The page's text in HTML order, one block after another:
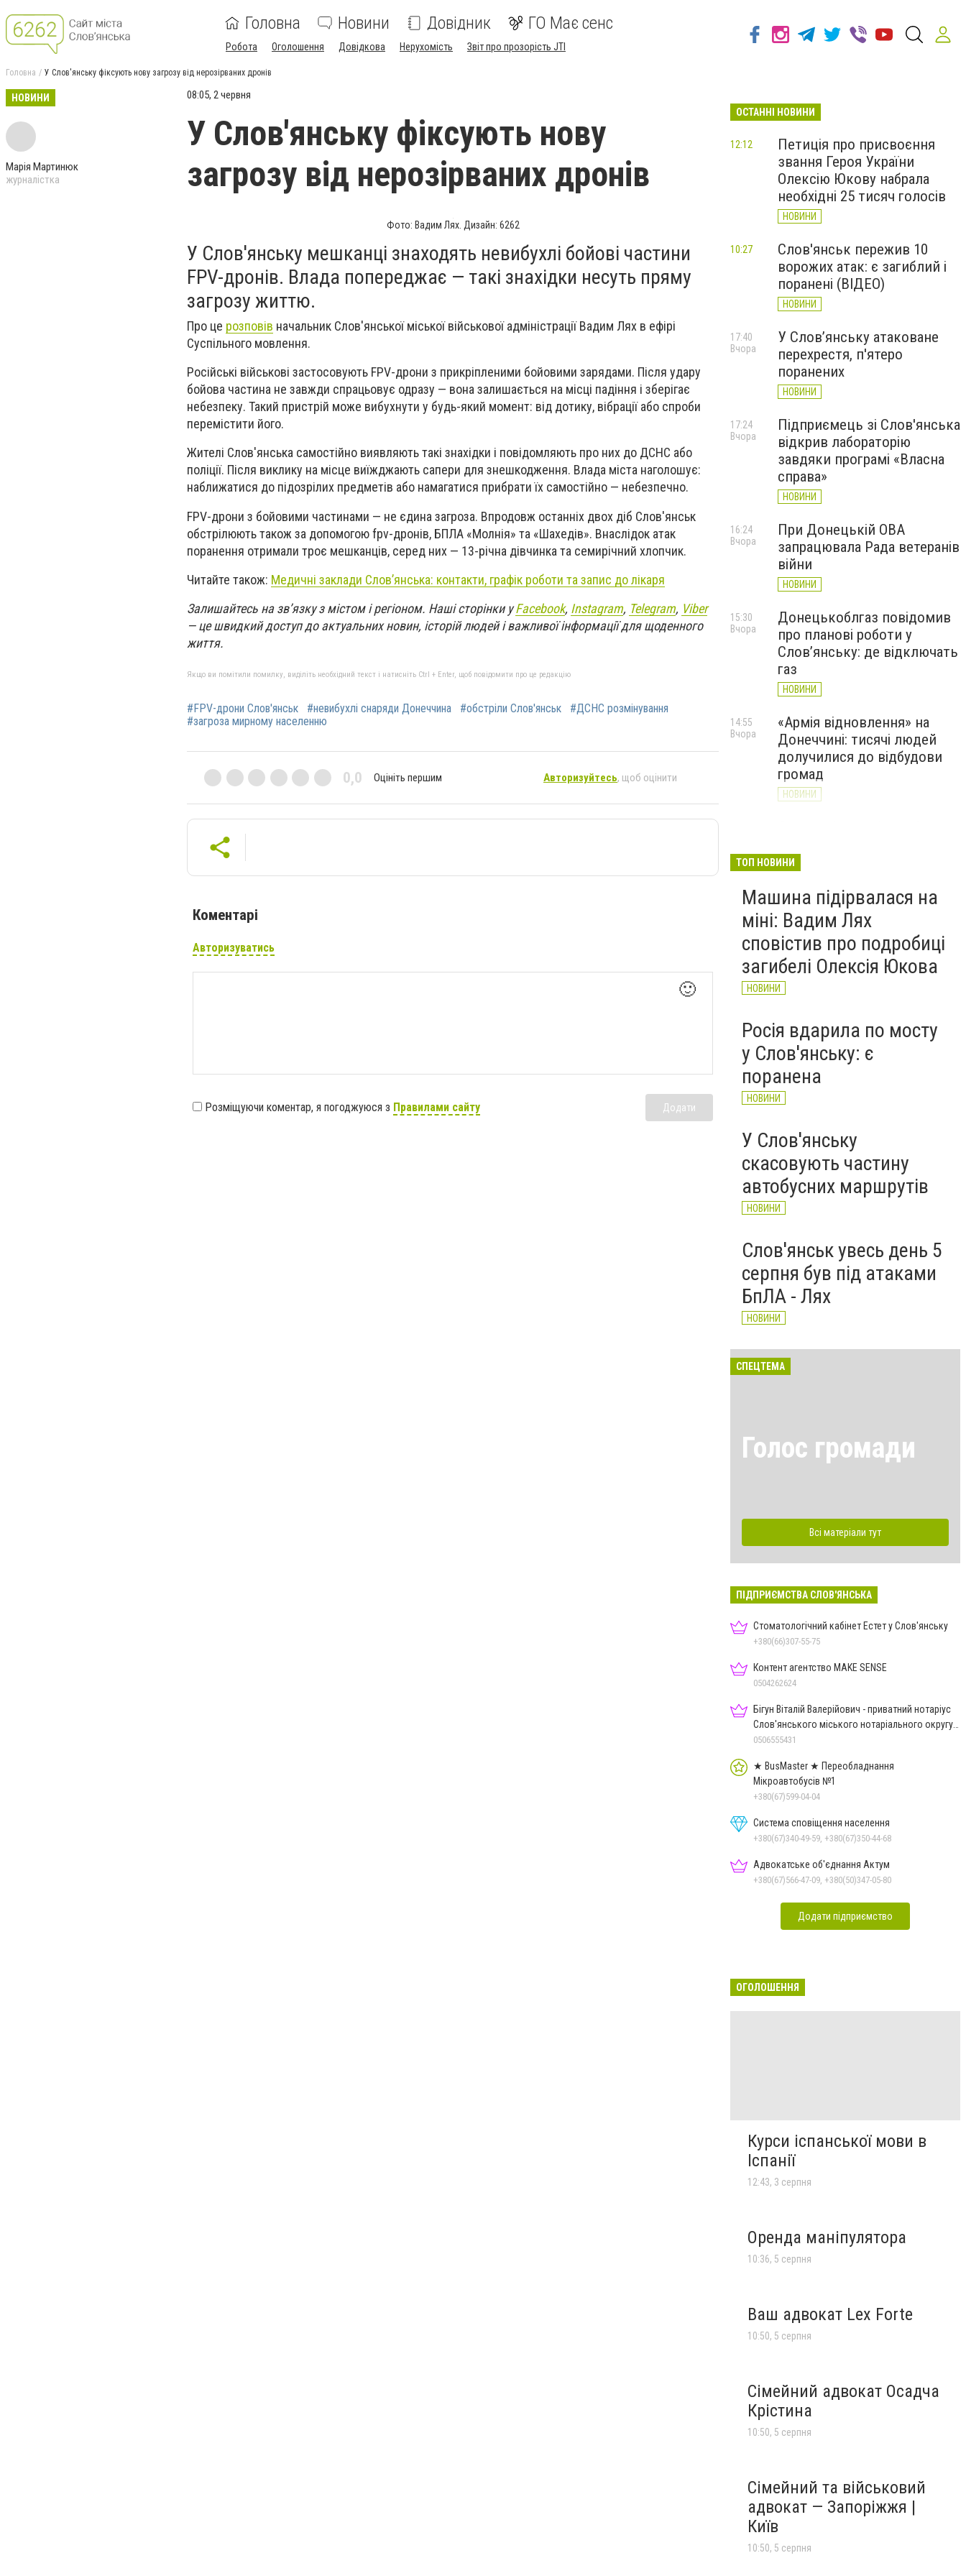
Головна Новини Довідник ГО Має сенс
Робота Оголошення Довідкова Нерухомість Звіт про прозорість JTI
Головна У Слов'янську фіксують нову загрозу від нерозірваних дронів
НОВИНИ
Марія Мартинюк
журналістка
08:05, 2 червня
У Слов'янську фіксують нову
загрозу від нерозірваних дронів
Фото: Вадим Лях. Дизайн: 6262
У Слов'янську мешканці знаходять невибухлі бойові частини
FPV-дронів. Влада попереджає — такі знахідки несуть пряму
загрозу життю.
Про це розповів начальник Слов'янської міської військової адміністрації Вадим Лях в ефірі
Суспільного мовлення.
Російські військові застосовують FPV-дрони з прикріпленими бойовими зарядами. Після удару
бойова частина не завжди спрацьовує одразу — вона залишається на місці падіння і зберігає
небезпеку. Такий пристрій може вибухнути у будь-який момент: від дотику, вібрації або спроби
перемістити його.
Жителі Слов'янська самостійно виявляють такі знахідки і повідомляють про них до ДСНС або
поліції. Після виклику на місце виїжджають сапери для знешкодження. Влада міста наголошує:
наближатися до підозрілих предметів або намагатися прибрати їх самостійно — небезпечно.
FPV-дрони з бойовими частинами — не єдина загроза. Впродовж останніх двох діб Слов'янськ
обстрілюють також за допомогою fpv-дронів, БПЛА «Молнія» та «Шахедів». Внаслідок атак
поранення отримали троє мешканців, серед них — 13-річна дівчинка та семирічний хлопчик.
Читайте також: Медичні заклади Слов’янська: контакти, графік роботи та запис до лікаря
Залишайтесь на зв’язку з містом і регіоном. Наші сторінки уFacebook, Instagram, Telegram, Viber
— це швидкий доступ до актуальних новин, історій людей і важливої інформації для щоденного
життя.
Якщо ви помітили помилку, виділіть необхідний текст і натисніть Ctrl + Enter, щоб повідомити про це редакцію
#FPV-дрони Слов'янськ #невибухлі снаряди Донеччина #обстріли Слов'янськ
#ДСНС розмінування
#загроза мирному населенню
0,0 Оцініть першим Авторизуйтесь, щоб оцінити
Коментарі
Авторизуватись
🙂
Розміщуючи коментар, я погоджуюся з Правилами сайту Додати
ОСТАННІ НОВИНИ
Петиція про присвоєння
звання Героя України
Олексію Юкову набрала
необхідні 25 тисяч голосів
НОВИНИ
12:12
Слов'янськ пережив 10
ворожих атак: є загиблий і
поранені (ВІДЕО)
НОВИНИ
10:27
У Слов’янську атаковане
перехрестя, п'ятеро
поранених
НОВИНИ
17:40
Вчора
Підприємець зі Слов'янська
відкрив лабораторію
завдяки програмі «Власна
справа»
НОВИНИ
17:24
Вчора
При Донецькій ОВА
запрацювала Рада ветеранів
війни
НОВИНИ
16:24
Вчора
Донецькоблгаз повідомив
про планові роботи у
Слов’янську: де відключать
газ
НОВИНИ
15:30
Вчора
«Армія відновлення» на
Донеччині: тисячі людей
долучилися до відбудови
громад
НОВИНИ
14:55
Вчора
працюють на Донеччині
НОВИНИ
ТОП НОВИНИ
Машина підірвалася на
міні: Вадим Лях
сповістив про подробиці
загибелі Олексія Юкова
НОВИНИ
Росія вдарила по мосту
у Слов'янську: є
поранена
НОВИНИ
У Слов'янську
скасовують частину
автобусних маршрутів
НОВИНИ
Слов'янськ увесь день 5
серпня був під атаками
БпЛА - Лях
НОВИНИ
СПЕЦТЕМА
Голос громади
Всі матеріали тут
ПІДПРИЄМСТВА СЛОВ'ЯНСЬКА
Стоматологічний кабінет Естет у Слов'янську
+380(66)307-55-75
Контент агентство MAKE SENSE
0504262624
Бігун Віталій Валерійович - приватний нотаріус
Слов'янського міського нотаріального округу
Дон.обл.
0506555431
★ BusMaster ★ Переобладнання
Мікроавтобусів №1
+380(67)599-04-04
Система сповіщення населення
+380(67)340-49-59, +380(67)350-44-68
Адвокатське об'єднання Актум
+380(67)566-47-09, +380(50)347-05-80
Додати підприємство
ОГОЛОШЕННЯ
Курси іспанської мови в
Іспанії
12:43, 3 серпня
Оренда маніпулятора
10:36, 5 серпня
Ваш адвокат Lex Forte
10:50, 5 серпня
Сімейний адвокат Осадча
Крістина
10:50, 5 серпня
Сімейний та військовий
адвокат — Запоріжжя |
Київ
10:50, 5 серпня